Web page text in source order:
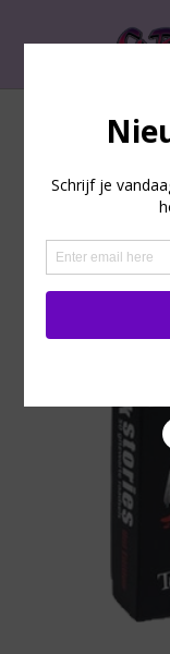
Black